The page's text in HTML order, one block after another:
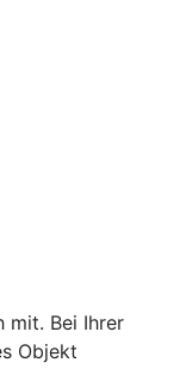
mit. Bei Ihrer
Objekt